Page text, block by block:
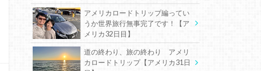
アメリカロードトリップ編ってい
うか世界旅行無事完了です！【ア
メリカ32日目】
道の終わり、旅の終わり アメリ
カロードトリップ【アメリカ31日